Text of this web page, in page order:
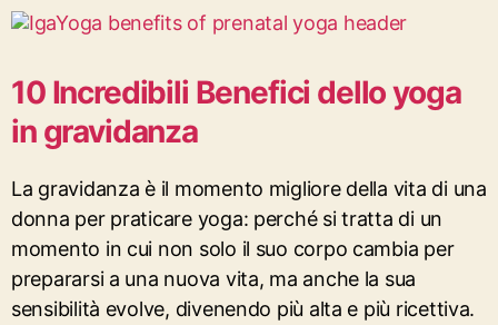
10 Incredibili Benefici dello yoga
in gravidanza
La gravidanza è il momento migliore della vita di una
donna per praticare yoga: perché si tratta di un
momento in cui non solo il suo corpo cambia per
prepararsi a una nuova vita, ma anche la sua
sensibilità evolve, divenendo più alta e più ricettiva.